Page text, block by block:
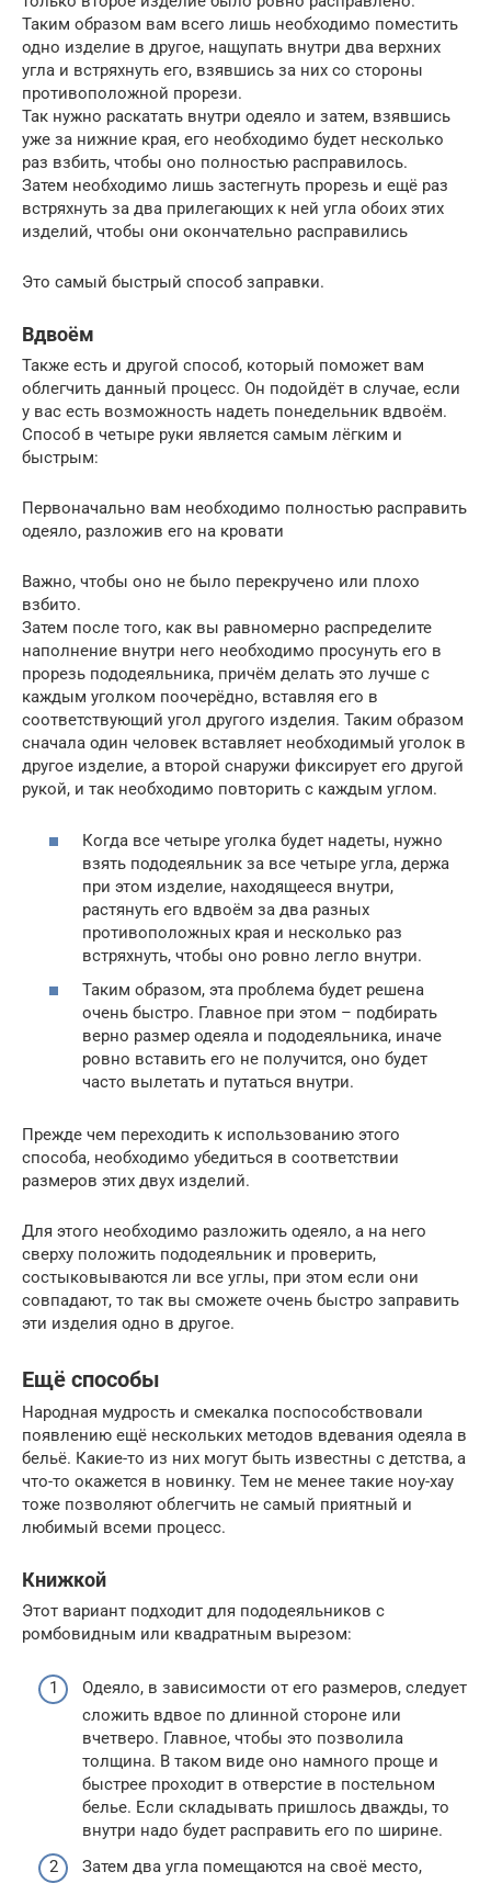
Таким образом вам всего лишь необходимо поместить
одно изделие в другое, нащупать внутри два верхних
угла и встряхнуть его, взявшись за них со стороны
противоположной прорези.
Так нужно раскатать внутри одеяло и затем, взявшись
уже за нижние края, его необходимо будет несколько
раз взбить, чтобы оно полностью расправилось.
Затем необходимо лишь застегнуть прорезь и ещё раз
встряхнуть за два прилегающих к ней угла обоих этих
изделий, чтобы они окончательно расправились
Это самый быстрый способ заправки.
Вдвоём
Также есть и другой способ, который поможет вам
облегчить данный процесс. Он подойдёт в случае, если
у вас есть возможность надеть понедельник вдвоём.
Способ в четыре руки является самым лёгким и
быстрым:
Первоначально вам необходимо полностью расправить
одеяло, разложив его на кровати
Важно, чтобы оно не было перекручено или плохо
взбито.
Затем после того, как вы равномерно распределите
наполнение внутри него необходимо просунуть его в
прорезь пододеяльника, причём делать это лучше с
каждым уголком поочерёдно, вставляя его в
соответствующий угол другого изделия. Таким образом
сначала один человек вставляет необходимый уголок в
другое изделие, а второй снаружи фиксирует его другой
рукой, и так необходимо повторить с каждым углом.
​Когда все четыре уголка будет надеты, нужно
взять пододеяльник за все четыре угла, держа
при этом изделие, находящееся внутри,
растянуть его вдвоём за два разных
противоположных края и несколько раз
встряхнуть, чтобы оно ровно легло внутри.
Таким образом, эта проблема будет решена
очень быстро. Главное при этом – подбирать
верно размер одеяла и пододеяльника, иначе
ровно вставить его не получится, оно будет
часто вылетать и путаться внутри.
Прежде чем переходить к использованию этого
способа, необходимо убедиться в соответствии
размеров этих двух изделий.
Для этого необходимо разложить одеяло, а на него
сверху положить пододеяльник и проверить,
состыковываются ли все углы, при этом если они
совпадают, то так вы сможете очень быстро заправить
эти изделия одно в другое.
Ещё способы
Народная мудрость и смекалка поспособствовали
появлению ещё нескольких методов вдевания одеяла в
бельё. Какие-то из них могут быть известны с детства, а
что-то окажется в новинку. Тем не менее такие ноу-хау
тоже позволяют облегчить не самый приятный и
любимый всеми процесс.
Книжкой
Этот вариант подходит для пододеяльников с
ромбовидным или квадратным вырезом:
Одеяло, в зависимости от его размеров, следует
сложить вдвое по длинной стороне или
вчетверо. Главное, чтобы это позволила
толщина. В таком виде оно намного проще и
быстрее проходит в отверстие в постельном
белье. Если складывать пришлось дважды, то
внутри надо будет расправить его по ширине.
Затем два угла помещаются на своё место,